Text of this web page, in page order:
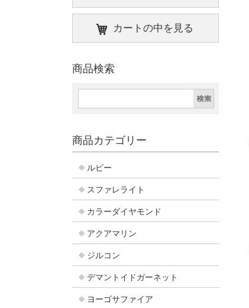
カートの中を見る
商品検索
商品カテゴリー
ルビー
スファレライト
カラーダイヤモンド
アクアマリン
ジルコン
デマントイドガーネット
ヨーゴサファイア